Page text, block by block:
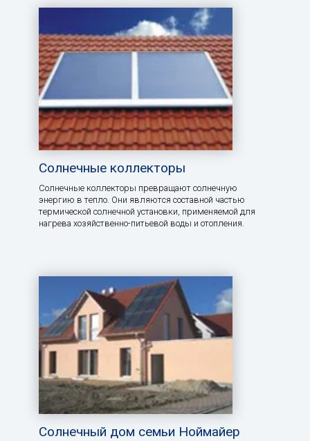
Солнечные коллекторы
Солнечные коллекторы превращают солнечную
энергию в тепло. Они являются составной частью
термической солнечной установки, применяемой для
нагрева хозяйственно-питьевой воды и отопления.
Солнечный дом семьи Ноймайер